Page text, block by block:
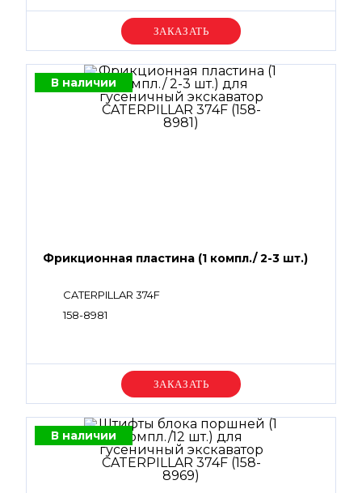
Уточняйте цену
В наличии
Фрикционная пластина (1 компл./ 2-3 шт.)
CATERPILLAR 374F
158-8981
Уточняйте цену
В наличии